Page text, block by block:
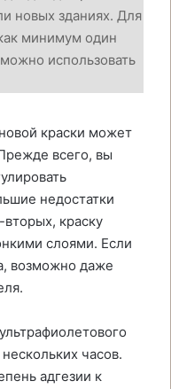
новых зданиях. Для
минимум один
использовать
краски может
всего, вы
недостатки
краску
слоями. Если
возможно даже
часов.
адгезии к